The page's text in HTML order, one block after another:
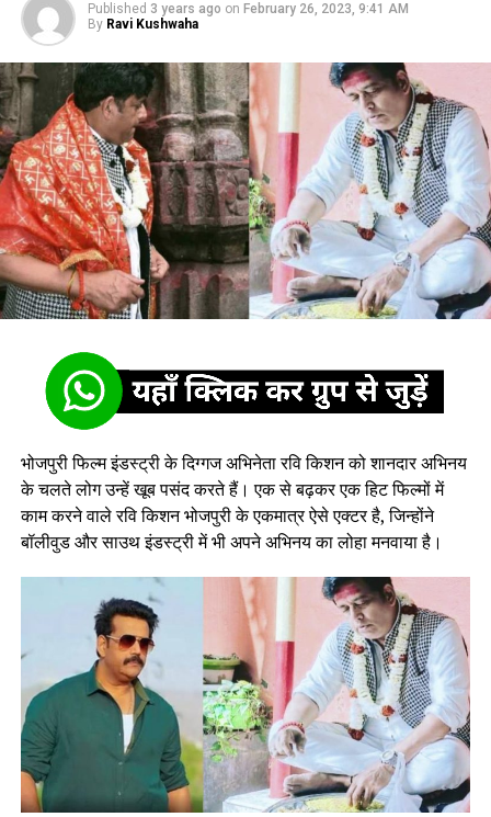
Published 3 years ago on February 26, 2023, 9:41 AM
By Ravi Kushwaha
भोजपुरी फिल्म इंडस्ट्री के दिग्गज अभिनेता रवि किशन को शानदार अभिनय
के चलते लोग उन्हें खूब पसंद करते हैं। एक से बढ़कर एक हिट फिल्मों में
काम करने वाले रवि किशन भोजपुरी के एकमात्र ऐसे एक्टर है, जिन्होंने
बॉलीवुड और साउथ इंडस्ट्री में भी अपने अभिनय का लोहा मनवाया है।